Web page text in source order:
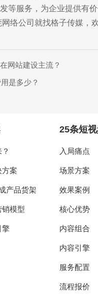
等服务，为企业提供有
络公司就找格子传媒，
网站建设主流？
是多少？
方案
产品货架
模型
擎
25条短
入局痛点
场景方案
效果案例
核心优势
内容组合
内容引擎
服务配置
流程报价